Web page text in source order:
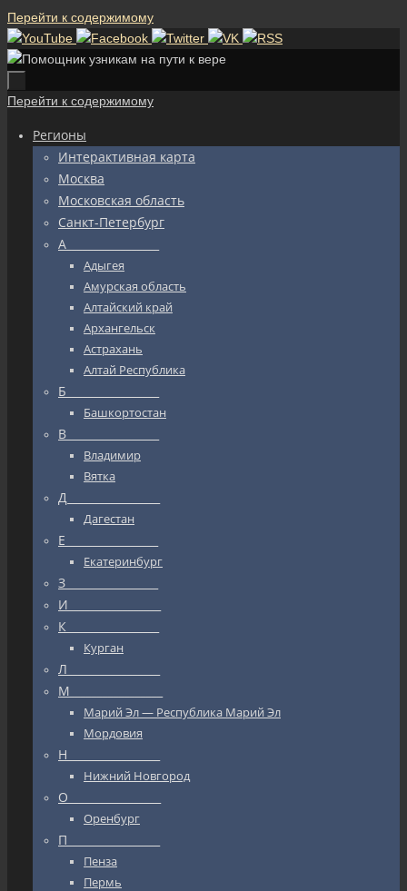
Перейти к содержимому
Перейти к содержимому
Регионы
Интерактивная карта
Москва
Московская область
Санкт-Петербург
А_________________
Адыгея
Амурская область
Алтайский край
Архангельск
Астрахань
Алтай Республика
Б_________________
Башкортостан
В_________________
Владимир
Вятка
Д_________________
Дагестан
Е_________________
Екатеринбург
З_________________
И_________________
К_________________
Курган
Л_________________
М_________________
Марий Эл — Республика Марий Эл
Мордовия
Н_________________
Нижний Новгород
О_________________
Оренбург
П_________________
Пенза
Пермь